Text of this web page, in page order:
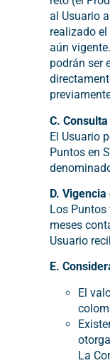
al Usuario
realizado
aún
podrán ser
C.
El Usuario
Puntos en
D.
Los Puntos
meses
Usuario
E.
El
La